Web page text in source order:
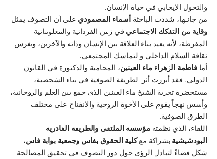
والتحول الإيجابي في حياة الإنسان.
من جانبها، شددت الباحثة أسماء المصمودي على أن التصوف يمثل
وقاية من التفكك الاجتماعي في زمن الفردانية والمعلوماتية
المفرطة، لأنه يعيد بناء العلاقة بين الإنسان وذاته والآخرين، ويغرس
ثقافة السلام الداخلي والتماسك المجتمعي.
أما فاطمة الزهراء ماء العينين، المحامية والدكتورة في القانون
الدولي، فقد أبرزت أثر الطريقة الصوفية في بناء الشخصية،
مستحضرة تجربة الشيخ ماء العينين الذي جمع بين العلم والروحانية،
وأسس نهجاً يقوم على الأخوة الروحية والانفتاح على مختلف
الطرق الصوفية.
اللقاء، الذي نظمته مؤسسة الملتقى والطريقة القادرية
البودشيشية بشراكة معكلية الحقوق بفاس وجمعية بوابة فاس،
شكل فضاءً لتبادل الرؤى حول دور التصوف في تحقيق المصالحة